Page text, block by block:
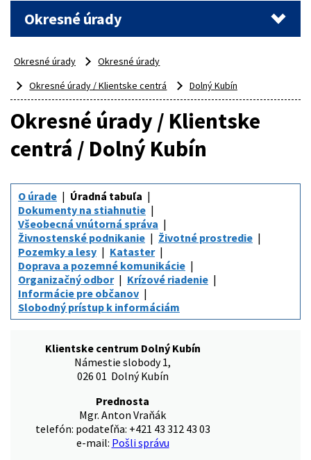
Okresné úrady
Okresné úrady
Okresné úrady
Okresné úrady / Klientske centrá
Dolný Kubín
Okresné úrady / Klientske
centrá / Dolný Kubín
O úrade
Úradná tabuľa
Dokumenty na stiahnutie
Všeobecná vnútorná správa
Živnostenské podnikanie
Životné prostredie
Pozemky a lesy
Kataster
Doprava a pozemné komunikácie
Organizačný odbor
Krízové riadenie
Informácie pre občanov
Slobodný prístup k informáciám
Klientske centrum Dolný Kubín
Námestie slobody 1,
026 01 Dolný Kubín
Prednosta
Mgr. Anton Vraňák
telefón: podateľňa: +421 43 312 43 03
e-mail: Pošli správu